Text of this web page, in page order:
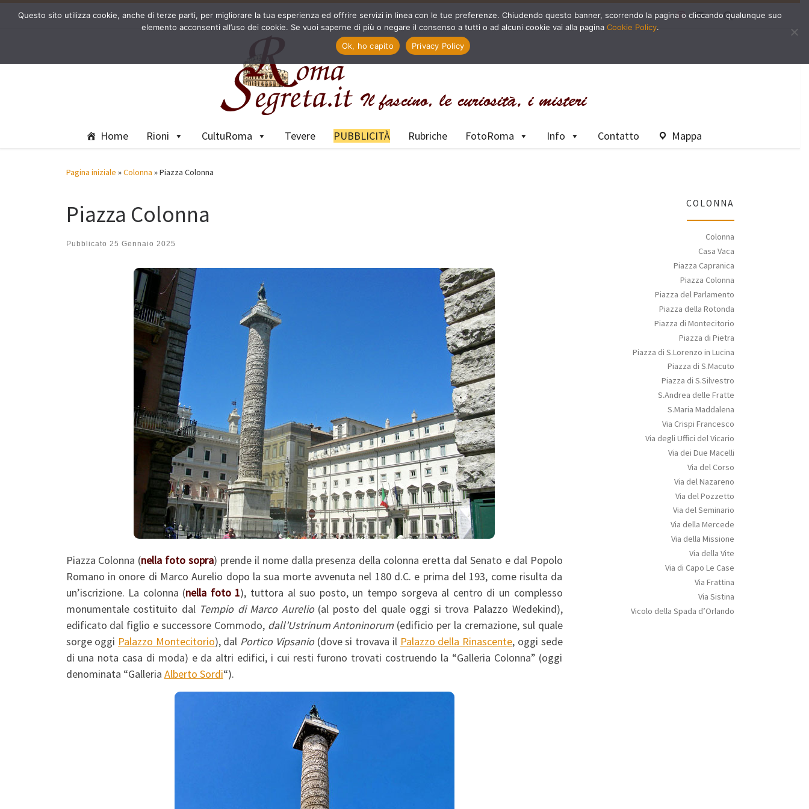
Passa al contenuto Search
Home Rioni CultuRoma Tevere PUBBLICITÀ Rubriche FotoRoma Info Contatto Mappa
Pagina iniziale »Colonna »Piazza Colonna
Piazza Colonna
Pubblicato 25 Gennaio 2025
Piazza Colonna (nella foto sopra) prende il nome dalla presenza della colonna eretta dal Senato e dal Popolo
Romano in onore di Marco Aurelio dopo la sua morte avvenuta nel 180 d.C. e prima del 193, come risulta da
un’iscrizione. La colonna (nella foto 1), tuttora al suo posto, un tempo sorgeva al centro di un complesso
monumentale costituito dal Tempio di Marco Aurelio(al posto del quale oggi si trova Palazzo Wedekind),
edificato dal figlio e successore Commodo, dall’Ustrinum Antoninorum (edificio per la cremazione, sul quale
sorge oggi Palazzo Montecitorio), dal Portico Vipsanio(dove si trovava il Palazzo della Rinascente, oggi sede
di una nota casa di moda) e da altri edifici, i cui resti furono trovati costruendo la “Galleria Colonna” (oggi
denominata “Galleria Alberto Sordi“).
COLONNA
Colonna
Casa Vaca
Piazza Capranica
Piazza Colonna
Piazza del Parlamento
Piazza della Rotonda
Piazza di Montecitorio
Piazza di Pietra
Piazza di S.Lorenzo in Lucina
Piazza di S.Macuto
Piazza di S.Silvestro
S.Andrea delle Fratte
S.Maria Maddalena
Via Crispi Francesco
Via degli Uffici del Vicario
Via dei Due Macelli
Via del Corso
Via del Nazareno
Via del Pozzetto
Via del Seminario
Via della Mercede
Via della Missione
Via della Vite
Via di Capo Le Case
Via Frattina
Via Sistina
Vicolo della Spada d’Orlando
Questo sito utilizza cookie, anche di terze parti, per migliorare la tua esperienza ed offrire servizi in linea con le tue preferenze. Chiudendo questo banner, scorrendo la pagina o cliccando qualunque suo
elemento acconsenti all’uso dei cookie. Se vuoi saperne di più o negare il consenso a tutti o ad alcuni cookie vai alla pagina Cookie Policy.
Ok, ho capito
Privacy Policy